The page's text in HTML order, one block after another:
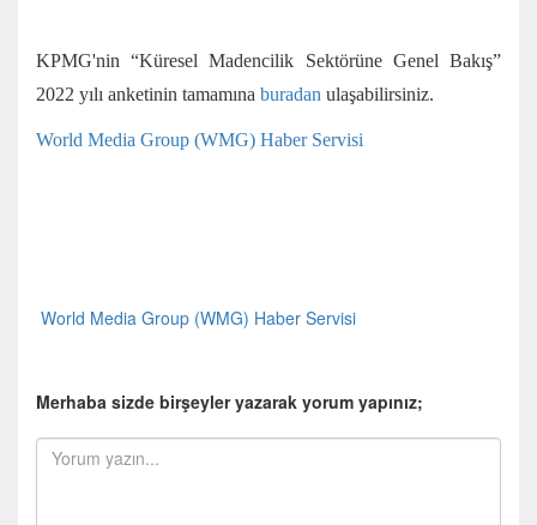
KPMG'nin “Küresel Madencilik Sektörüne Genel Bakış”
2022 yılı anketinin tamamına buradan ulaşabilirsiniz.
World Media Group (WMG) Haber Servisi
World Media Group (WMG) Haber Servisi
Merhaba sizde birşeyler yazarak yorum yapınız;